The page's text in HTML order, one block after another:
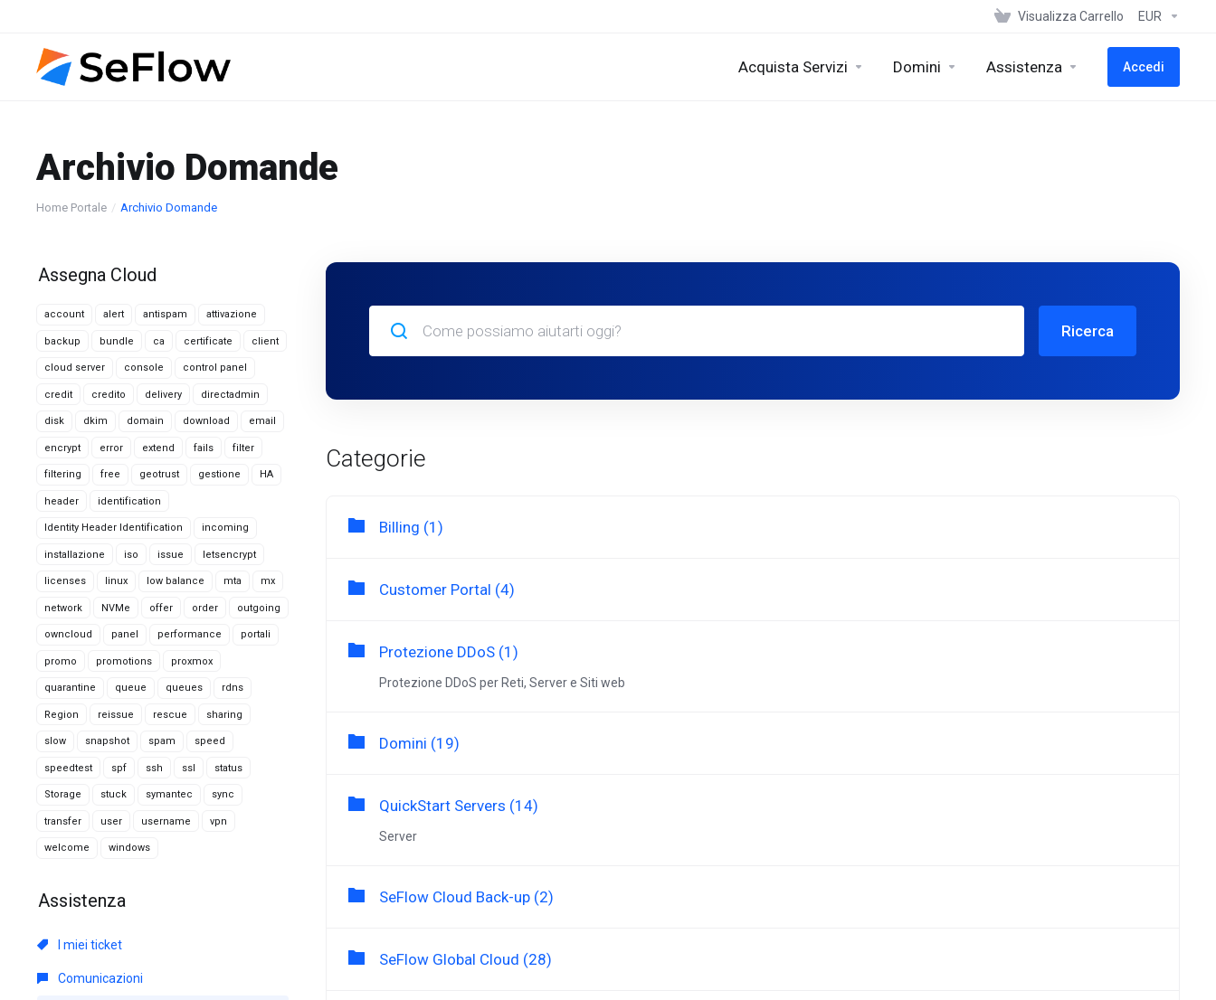
Visualizza Carrello EUR
Acquista Servizi Domini Assistenza Accedi
Archivio Domande
Home Portale Archivio Domande
Assegna Cloud
account alert antispam attivazione
backup bundle ca certificate client
cloud server console control panel
credit credito delivery directadmin
disk dkim domain download email
encrypt error extend fails filter
filtering free geotrust gestione HA
header identification
Identity Header Identification incoming
installazione iso issue letsencrypt
licenses linux low balance mta mx
network NVMe offer order outgoing
owncloud panel performance portali
promo promotions proxmox
quarantine queue queues rdns
Region reissue rescue sharing
slow snapshot spam speed
speedtest spf ssh ssl status
Storage stuck symantec sync
transfer user username vpn
welcome windows
Assistenza
I miei ticket
Comunicazioni
Ricerca
Categorie
Billing (1)
Customer Portal (4)
Protezione DDoS (1)
Protezione DDoS per Reti, Server e Siti web
Domini (19)
QuickStart Servers (14)
Server
SeFlow Cloud Back-up (2)
SeFlow Global Cloud (28)